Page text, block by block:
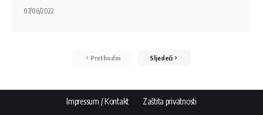
07/06/2022
Prethodni Sljedeći
Impressum / Kontakt Zaštita privatnosti